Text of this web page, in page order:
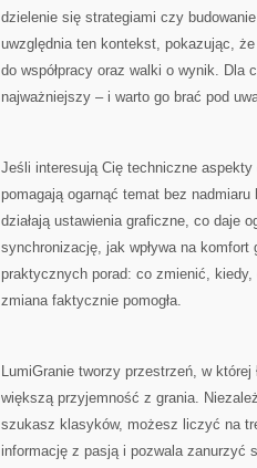
dzielenie się strategiami czy
uwzględnia ten kontekst, pokazując,
do współpracy oraz walki o wynik. Dla
najważniejszy – i warto go brać pod
Jeśli interesują Cię techniczne
pomagają ogarnąć temat bez
działają ustawienia graficzne, co daje
synchronizację, jak wpływa na
praktycznych porad: co zmienić,
zmiana faktycznie pomogła.
LumiGranie tworzy przestrzeń, w
większą przyjemność z grania.
szukasz klasyków, możesz liczyć na
informację z pasją i pozwala zanurzyć